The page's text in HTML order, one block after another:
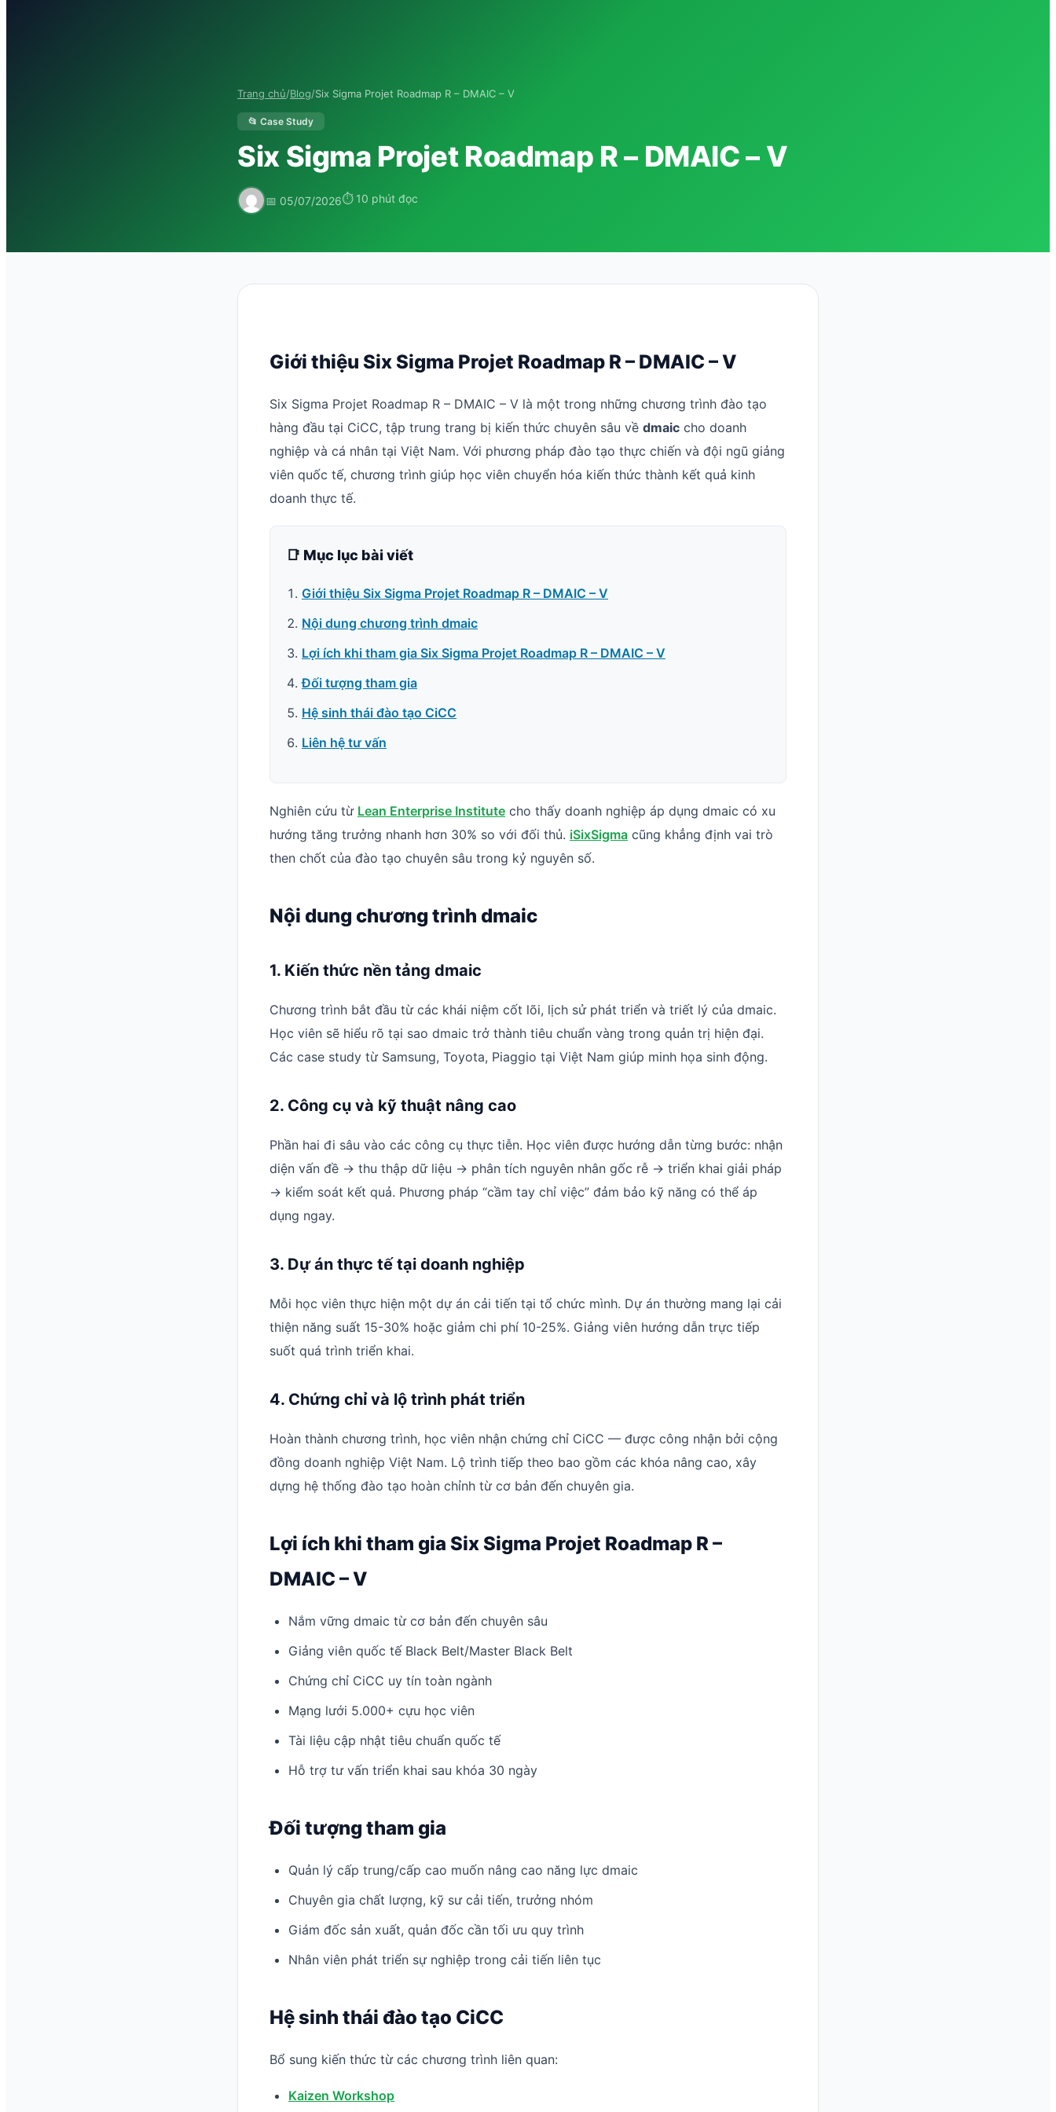
Trang chủ/Blog/Six Sigma Projet Roadmap R – DMAIC – V
📂 Case Study
Six Sigma Projet Roadmap R – DMAIC – V
📅 05/07/2026⏱ 10 phút đọc
Giới thiệu Six Sigma Projet Roadmap R – DMAIC – V
Six Sigma Projet Roadmap R – DMAIC – V là một trong những chương trình đào tạo
hàng đầu tại CiCC, tập trung trang bị kiến thức chuyên sâu về dmaic cho doanh
nghiệp và cá nhân tại Việt Nam. Với phương pháp đào tạo thực chiến và đội ngũ giảng
viên quốc tế, chương trình giúp học viên chuyển hóa kiến thức thành kết quả kinh
doanh thực tế.
📑 Mục lục bài viết
Giới thiệu Six Sigma Projet Roadmap R – DMAIC – V
Nội dung chương trình dmaic
Lợi ích khi tham gia Six Sigma Projet Roadmap R – DMAIC – V
Đối tượng tham gia
Hệ sinh thái đào tạo CiCC
Liên hệ tư vấn
Nghiên cứu từ Lean Enterprise Institute cho thấy doanh nghiệp áp dụng dmaic có xu
hướng tăng trưởng nhanh hơn 30% so với đối thủ. iSixSigma cũng khẳng định vai trò
then chốt của đào tạo chuyên sâu trong kỷ nguyên số.
Nội dung chương trình dmaic
1. Kiến thức nền tảng dmaic
Chương trình bắt đầu từ các khái niệm cốt lõi, lịch sử phát triển và triết lý của dmaic.
Học viên sẽ hiểu rõ tại sao dmaic trở thành tiêu chuẩn vàng trong quản trị hiện đại.
Các case study từ Samsung, Toyota, Piaggio tại Việt Nam giúp minh họa sinh động.
2. Công cụ và kỹ thuật nâng cao
Phần hai đi sâu vào các công cụ thực tiễn. Học viên được hướng dẫn từng bước: nhận
diện vấn đề → thu thập dữ liệu → phân tích nguyên nhân gốc rễ → triển khai giải pháp
→ kiểm soát kết quả. Phương pháp “cầm tay chỉ việc” đảm bảo kỹ năng có thể áp
dụng ngay.
3. Dự án thực tế tại doanh nghiệp
Mỗi học viên thực hiện một dự án cải tiến tại tổ chức mình. Dự án thường mang lại cải
thiện năng suất 15-30% hoặc giảm chi phí 10-25%. Giảng viên hướng dẫn trực tiếp
suốt quá trình triển khai.
4. Chứng chỉ và lộ trình phát triển
Hoàn thành chương trình, học viên nhận chứng chỉ CiCC — được công nhận bởi cộng
đồng doanh nghiệp Việt Nam. Lộ trình tiếp theo bao gồm các khóa nâng cao, xây
dựng hệ thống đào tạo hoàn chỉnh từ cơ bản đến chuyên gia.
Lợi ích khi tham gia Six Sigma Projet Roadmap R –
DMAIC – V
Nắm vững dmaic từ cơ bản đến chuyên sâu
Giảng viên quốc tế Black Belt/Master Black Belt
Chứng chỉ CiCC uy tín toàn ngành
Mạng lưới 5.000+ cựu học viên
Tài liệu cập nhật tiêu chuẩn quốc tế
Hỗ trợ tư vấn triển khai sau khóa 30 ngày
Đối tượng tham gia
Quản lý cấp trung/cấp cao muốn nâng cao năng lực dmaic
Chuyên gia chất lượng, kỹ sư cải tiến, trưởng nhóm
Giám đốc sản xuất, quản đốc cần tối ưu quy trình
Nhân viên phát triển sự nghiệp trong cải tiến liên tục
Hệ sinh thái đào tạo CiCC
Bổ sung kiến thức từ các chương trình liên quan:
Kaizen Workshop